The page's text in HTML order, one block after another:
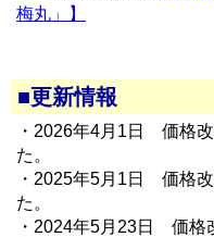
梅丸」】
■更新情報
・2026年4月1日 価格
た。
・2025年5月1日 価格
た。
・2024年5月23日 価格